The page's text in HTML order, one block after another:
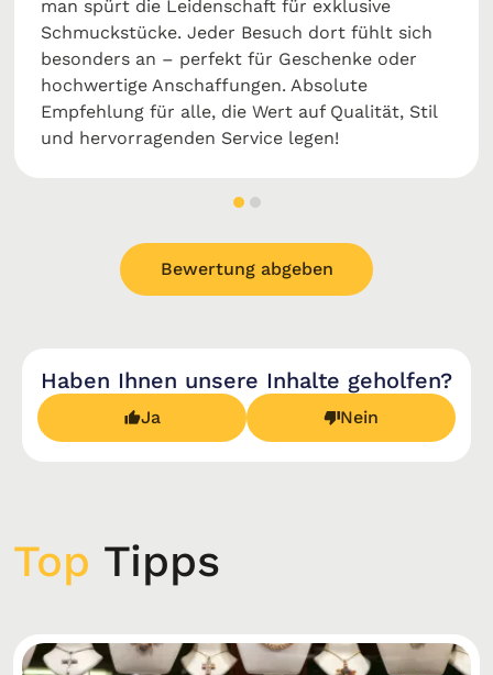
man spürt die Leidenschaft für exklusive
Schmuckstücke. Jeder Besuch dort fühlt sich
besonders an – perfekt für Geschenke oder
hochwertige Anschaffungen. Absolute
Empfehlung für alle, die Wert auf Qualität, Stil
und hervorragenden Service legen!
Bewertung abgeben
Haben Ihnen unsere Inhalte geholfen?
Ja Nein
Top Tipps